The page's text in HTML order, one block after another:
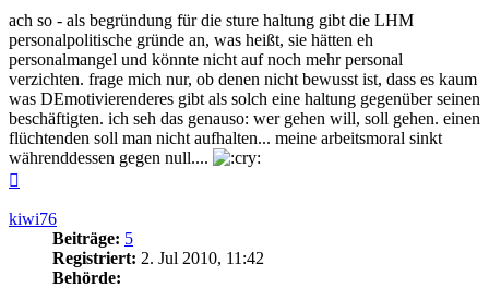
ach so - als begründung für die sture haltung gibt die LHM
personalpolitische gründe an, was heißt, sie hätten eh
personalmangel und könnte nicht auf noch mehr personal
verzichten. frage mich nur, ob denen nicht bewusst ist, dass es kaum
was DEmotivierenderes gibt als solch eine haltung gegenüber seinen
beschäftigten. ich seh das genauso: wer gehen will, soll gehen. einen
flüchtenden soll man nicht aufhalten... meine arbeitsmoral sinkt
währenddessen gegen null....
kiwi76
Beiträge: 5
Registriert: 2. Jul 2010, 11:42
Behörde: